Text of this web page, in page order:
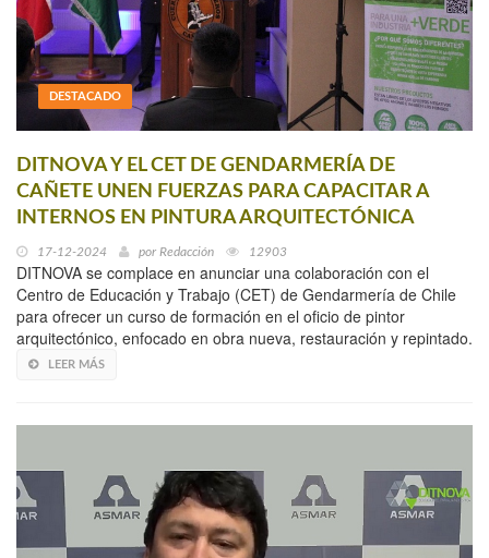
DESTACADO
DITNOVA Y EL CET DE GENDARMERÍA DE
CAÑETE UNEN FUERZAS PARA CAPACITAR A
INTERNOS EN PINTURA ARQUITECTÓNICA
17-12-2024 por Redacción 12903
DITNOVA se complace en anunciar una colaboración con el
Centro de Educación y Trabajo (CET) de Gendarmería de Chile
para ofrecer un curso de formación en el oficio de pintor
arquitectónico, enfocado en obra nueva, restauración y repintado.
LEER MÁS